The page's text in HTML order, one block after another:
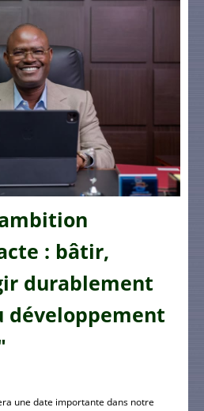
: bâtir,
durablement
développement
une date importante dans notre